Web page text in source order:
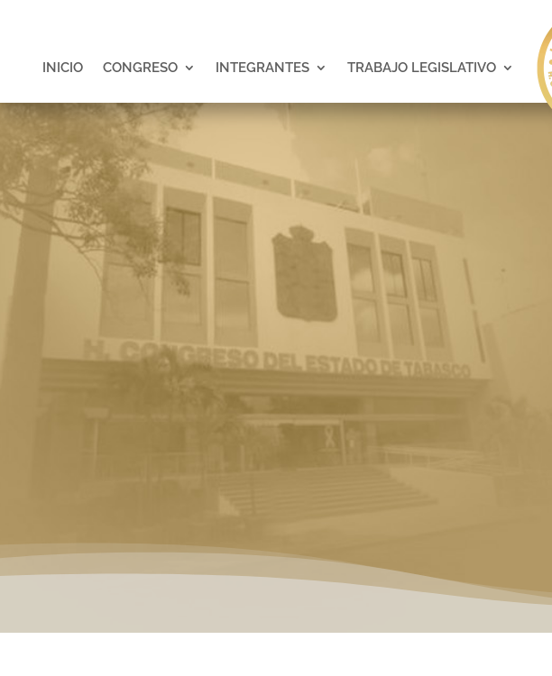
INICIO CONGRESO INTEGRANTES TRABAJO LEGISLATIVO